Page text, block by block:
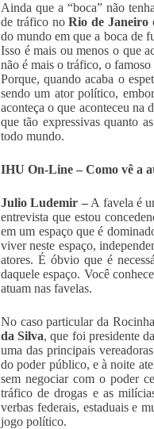
Ainda que a “boca” não
de tráfico noRio de Janeiro
do mundo em que a boca de
Isso é mais ou menos o que
não é mais o tráfico, o
Porque, quando acaba o
sendo um ator político,
aconteça o que aconteceu na
que tão expressivas quanto
todo mundo.
IHU On-Line – Como vê a
Julio Ludemir –A favela é
entrevista que estou
em um espaço que é
viver neste espaço,
atores. É óbvio que é
daquele espaço. Você
atuam nas favelas.
No caso particular da
da Silva, que foi presidente
uma das principais
do poder público, e à noite
sem negociar com o poder
tráfico de drogas e as
verbas federais, estaduais e
jogo político.